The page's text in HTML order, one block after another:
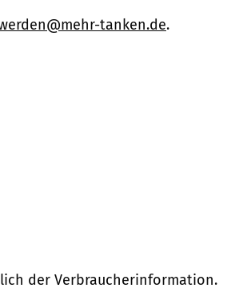
tanken.de.
der Verbraucherinformation.